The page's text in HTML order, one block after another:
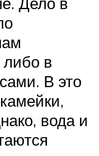
либо в
В это
вода и